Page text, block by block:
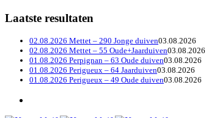
Laatste resultaten
02.08.2026 Mettet – 290 Jonge duiven03.08.2026
02.08.2026 Mettet – 55 Oude+Jaarduiven03.08.2026
01.08.2026 Perpignan – 63 Oude duiven03.08.2026
01.08.2026 Perigueux – 64 Jaarduiven03.08.2026
01.08.2026 Perigueux – 49 Oude duiven03.08.2026